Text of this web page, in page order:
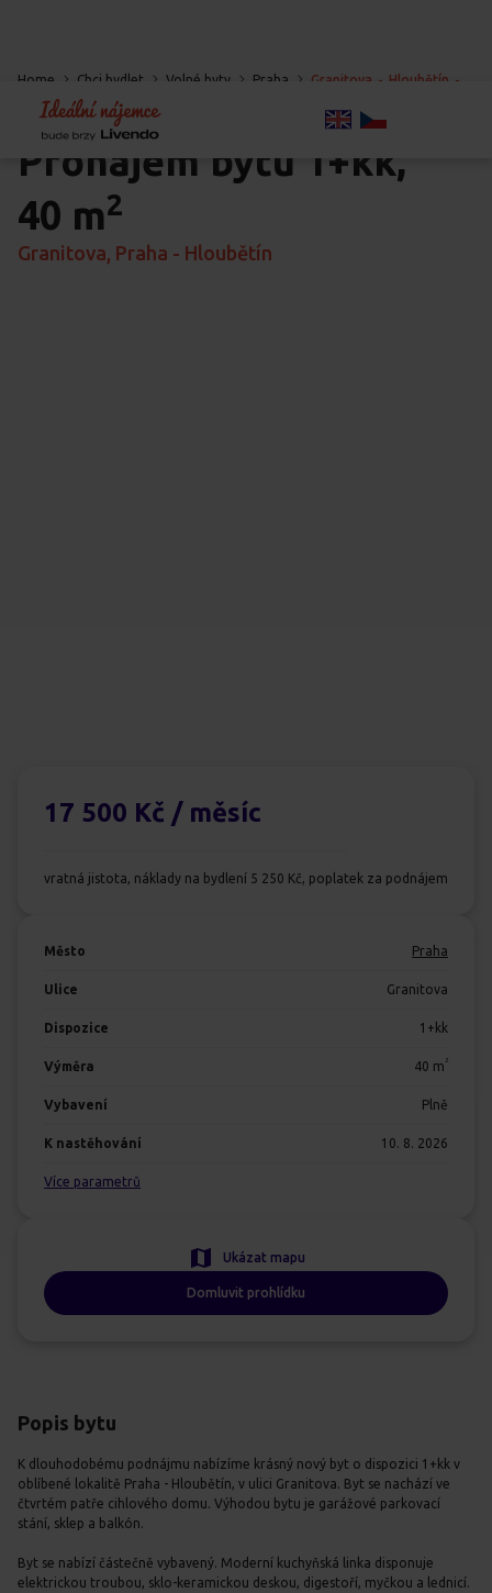
Home Chci bydlet Volné byty Praha Granitova - Hloubětín -
Praha
Pronájem bytu 1+kk,
40 m2
Granitova, Praha - Hloubětín
17 500 Kč / měsíc
vratná jistota, náklady na bydlení 5 250 Kč, poplatek za podnájem
Město Praha
Ulice Granitova
Dispozice 1+kk
Výměra 40 m 2
Vybavení Plně
K nastěhování 10. 8. 2026
Více parametrů
Ukázat mapu
Domluvit prohlídku
Popis bytu
K dlouhodobému podnájmu nabízíme krásný nový byt o dispozici 1+kk v
oblíbené lokalitě Praha - Hloubětín, v ulici Granitova. Byt se nachází ve
čtvrtém patře cihlového domu. Výhodou bytu je garážové parkovací
stání, sklep a balkón.
Byt se nabízí částečně vybavený. Moderní kuchyňská linka disponuje
elektrickou troubou, sklo-keramickou deskou, digestoří, myčkou a lednicí.